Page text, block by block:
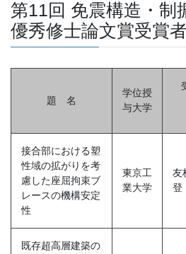
第11回 免震構造・制
優秀修士論文賞受賞者
題 名
学位授
与大学
接合部における塑
性域の拡がりを考
慮した座屈拘束ブ
レースの機構安定
性
東京工
業大学
登
既存超高層建築の